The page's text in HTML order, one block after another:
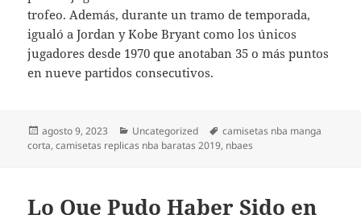
trofeo. Además, durante un tramo de temporada,
igualó a Jordan y Kobe Bryant como los únicos
jugadores desde 1970 que anotaban 35 o más puntos
en nueve partidos consecutivos.
Publicado
el
agosto 9, 2023 Categorías
Uncategorized Etiquetas
camisetas nba manga
corta,camisetas replicas nba baratas 2019, nbaes
Lo Que Pudo Haber Sido en